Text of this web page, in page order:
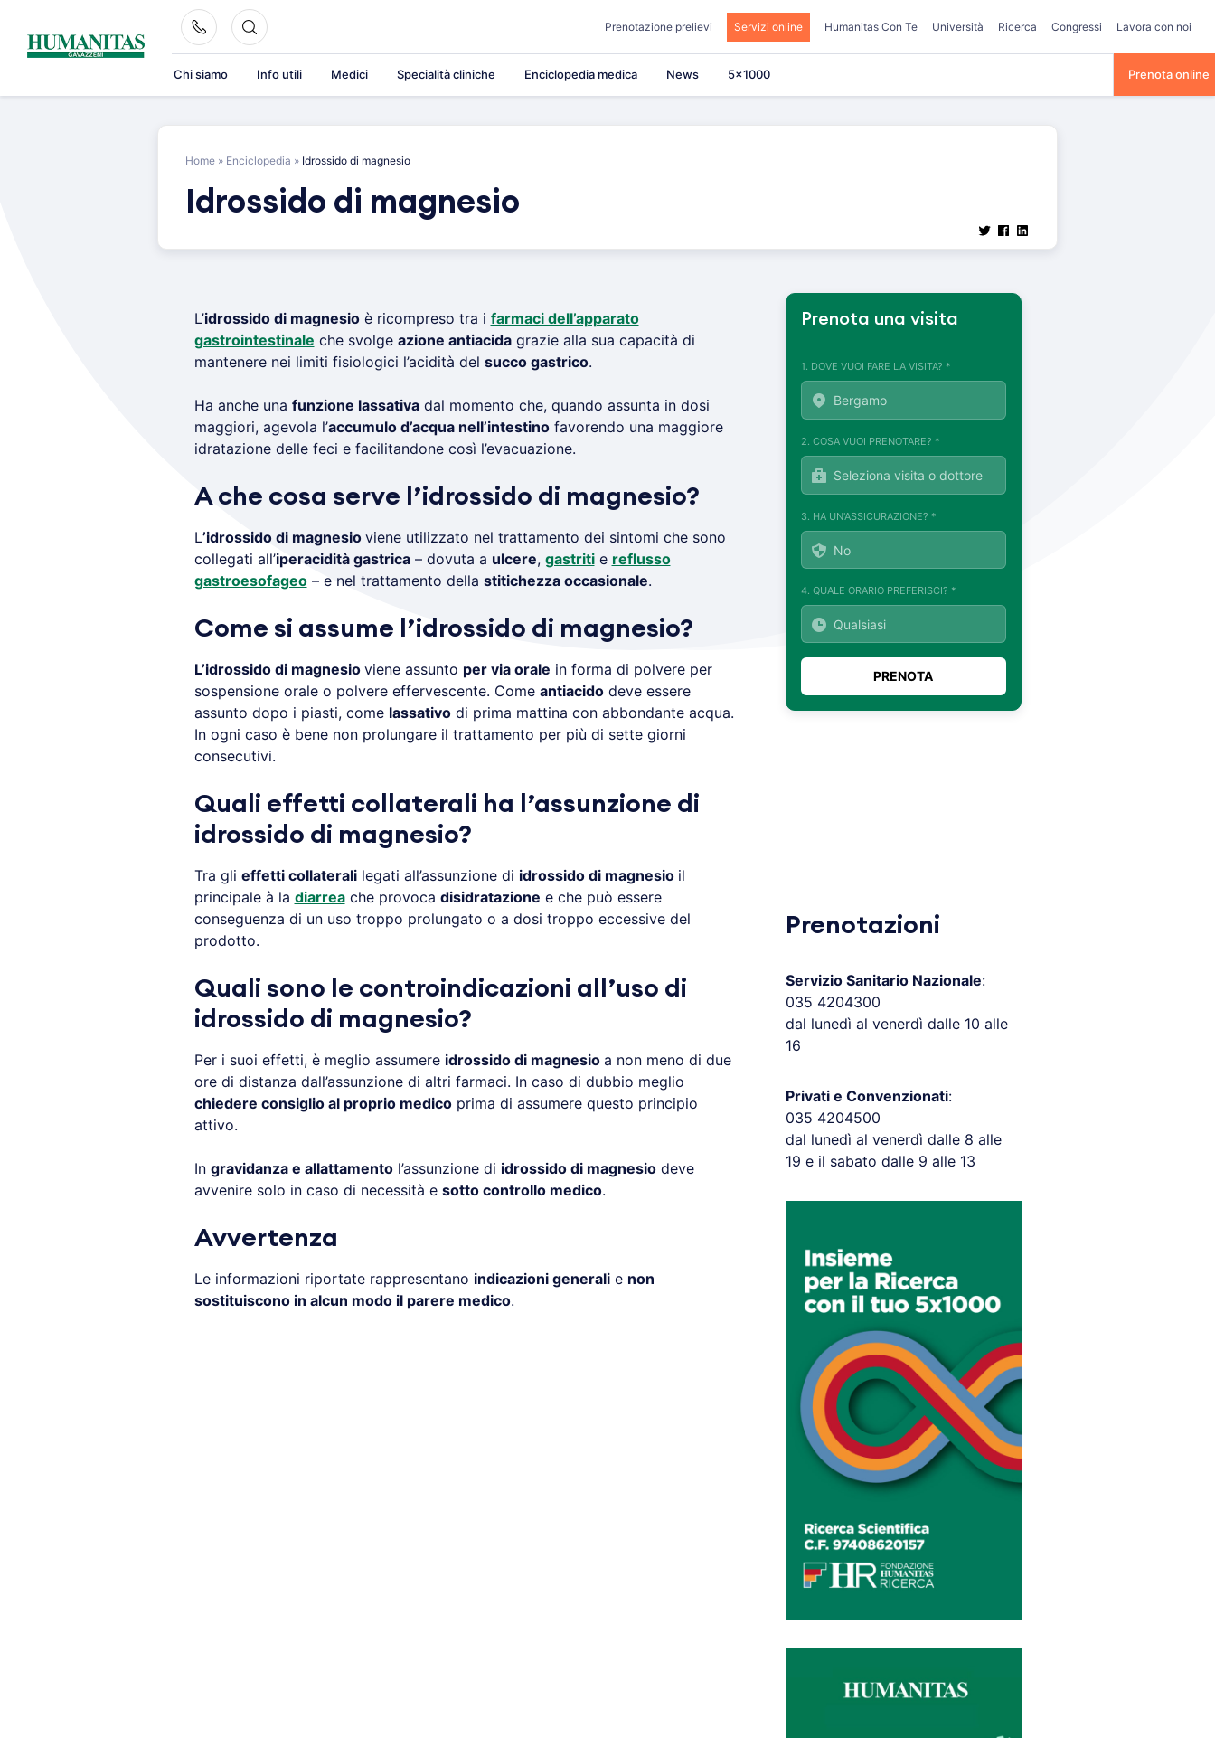
content
Prenotazione prelievi Servizi online Humanitas Con Te Università Ricerca Congressi Lavora con noi
Chi siamo Info utili Medici Specialità cliniche Enciclopedia medica News 5×1000 Prenota online
Home » Enciclopedia » Idrossido di magnesio
Idrossido di magnesio
L’idrossido di magnesioè ricompreso tra i farmaci dell’apparato
gastrointestinale che svolge azione antiacidagrazie alla sua capacità di
mantenere nei limiti fisiologici l’acidità del succo gastrico.
Ha anche una funzione lassativadal momento che, quando assunta in dosi
maggiori, agevola l’accumulo d’acqua nell’intestinofavorendo una maggiore
idratazione delle feci e facilitandone così l’evacuazione.
A che cosa serve l’idrossido di magnesio?
L’idrossido di magnesio viene utilizzato nel trattamento dei sintomi che sono
collegati all’iperacidità gastrica– dovuta a ulcere, gastritie reflusso
gastroesofageo– e nel trattamento della stitichezza occasionale.
Come si assume l’idrossido di magnesio?
L’idrossido di magnesio viene assunto per via orale in forma di polvere per
sospensione orale o polvere effervescente. Come antiacidodeve essere
assunto dopo i piasti, come lassativodi prima mattina con abbondante acqua.
In ogni caso è bene non prolungare il trattamento per più di sette giorni
consecutivi.
Quali effetti collaterali ha l’assunzione di
idrossido di magnesio?
Tra gli effetti collateralilegati all’assunzione di idrossido di magnesio il
principale à la diarreache provoca disidratazione e che può essere
conseguenza di un uso troppo prolungato o a dosi troppo eccessive del
prodotto.
Quali sono le controindicazioni all’uso di
idrossido di magnesio?
Per i suoi effetti, è meglio assumere idrossido di magnesio a non meno di due
ore di distanza dall’assunzione di altri farmaci. In caso di dubbio meglio
chiedere consiglio al proprio medicoprima di assumere questo principio
attivo.
In gravidanza e allattamentol’assunzione di idrossido di magnesiodeve
avvenire solo in caso di necessità e sotto controllo medico.
Avvertenza
Le informazioni riportate rappresentano indicazioni generalie non
sostituiscono in alcun modo il parere medico.
Prenota una visita
1. DOVE VUOI FARE LA VISITA? *
2. COSA VUOI PRENOTARE? *
3. HA UN'ASSICURAZIONE? *
4. QUALE ORARIO PREFERISCI? *
Prenotazioni
Servizio Sanitario Nazionale:
035 4204300
dal lunedì al venerdì dalle 10 alle
16
Privati e Convenzionati:
035 4204500
dal lunedì al venerdì dalle 8 alle
19 e il sabato dalle 9 alle 13